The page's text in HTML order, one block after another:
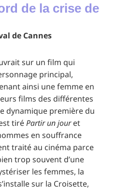
de la crise de
de Cannes
sur un film qui
principal,
ainsi une femme en
films des différentes
dynamique première du
tiréPartir un jouret
en souffrance
traité au cinéma parce
trop souvent d’une
les femmes, la
sur la Croisette,